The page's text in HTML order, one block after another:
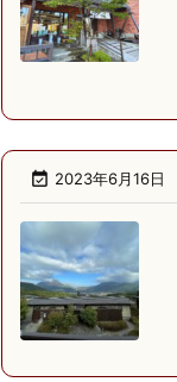
 2023年6月16日